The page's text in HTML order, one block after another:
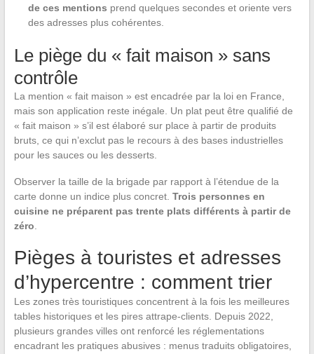
de ces mentions prend quelques secondes et oriente vers
des adresses plus cohérentes.
Le piège du « fait maison » sans
contrôle
La mention « fait maison » est encadrée par la loi en France,
mais son application reste inégale. Un plat peut être qualifié de
« fait maison » s’il est élaboré sur place à partir de produits
bruts, ce qui n’exclut pas le recours à des bases industrielles
pour les sauces ou les desserts.
Observer la taille de la brigade par rapport à l’étendue de la
carte donne un indice plus concret. Trois personnes en
cuisine ne préparent pas trente plats différents à partir de
zéro.
Pièges à touristes et adresses
d’hypercentre : comment trier
Les zones très touristiques concentrent à la fois les meilleures
tables historiques et les pires attrape-clients. Depuis 2022,
plusieurs grandes villes ont renforcé les réglementations
encadrant les pratiques abusives : menus traduits obligatoires,